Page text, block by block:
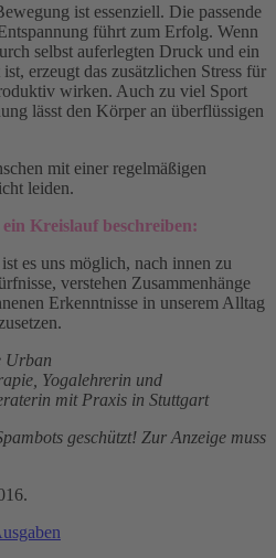
ist essenziell. Die passende
führt zum Erfolg. Wenn
selbst auferlegten Druck und ein
erzeugt das zusätzlichen Stress für
wirken. Auch zu viel Sport
lässt den Körper an überflüssigen
mit einer regelmäßigen
leiden.
ein Kreislauf beschreiben:
es uns möglich, nach innen zu
verstehen Zusammenhänge
Erkenntnisse in unserem Alltag
Urban
Yogalehrerin und
mit Praxis in Stuttgart
geschützt! Zur Anzeige muss
.